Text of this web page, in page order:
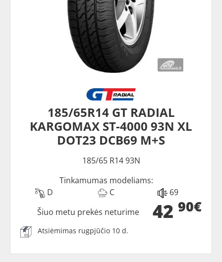
185/65R14 GT RADIAL
KARGOMAX ST-4000 93N XL
DOT23 DCB69 M+S
185/65 R14 93N
Tinkamumas modeliams:
D
C 69
42 90€
Šiuo metu prekės neturime
Atsiėmimas rugpjūčio 10 d.